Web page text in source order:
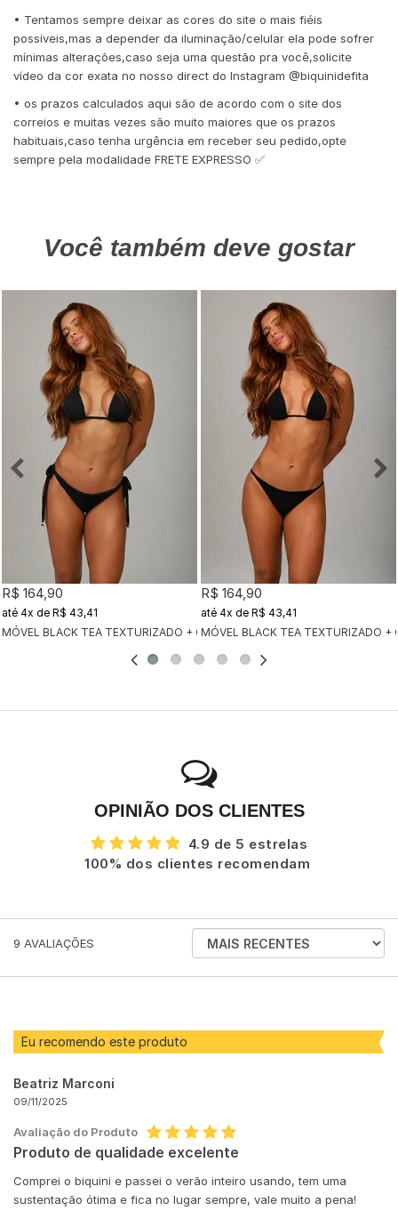
• Tentamos sempre deixar as cores do site o mais fiéis
possíveis,mas a depender da iluminação/celular ela pode sofrer
mínimas alterações,caso seja uma questão pra você,solicite
vídeo da cor exata no nosso direct do Instagram @biquinidefita
• os prazos calculados aqui são de acordo com o site dos
correios e muitas vezes são muito maiores que os prazos
habituais,caso tenha urgência em receber seu pedido,opte
sempre pela modalidade FRETE EXPRESSO ✅
Você também deve gostar
MÓVEL BLACK TEA TEXTURIZADO + CALCINHA CLÁSSICA BLACK TEA
R$ 164,90
4x de R$ 43,41
MÓVEL BLACK TEA TEXTURIZADO +
R$ 164,90
4x de R$ 43,41
OPINIÃO DOS CLIENTES
4.9 de 5 estrelas
100% dos clientes recomendam
9 AVALIAÇÕES
ORDENAR
AVALIAÇÕES
Eu recomendo este produto
Beatriz Marconi
09/11/2025
Avaliação do Produto
Produto de qualidade excelente
Comprei o biquini e passei o verão inteiro usando, tem uma
sustentação ótima e fica no lugar sempre, vale muito a pena!